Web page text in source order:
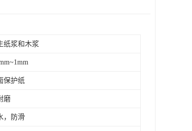
纸浆和木浆
保护纸
磨
，防滑